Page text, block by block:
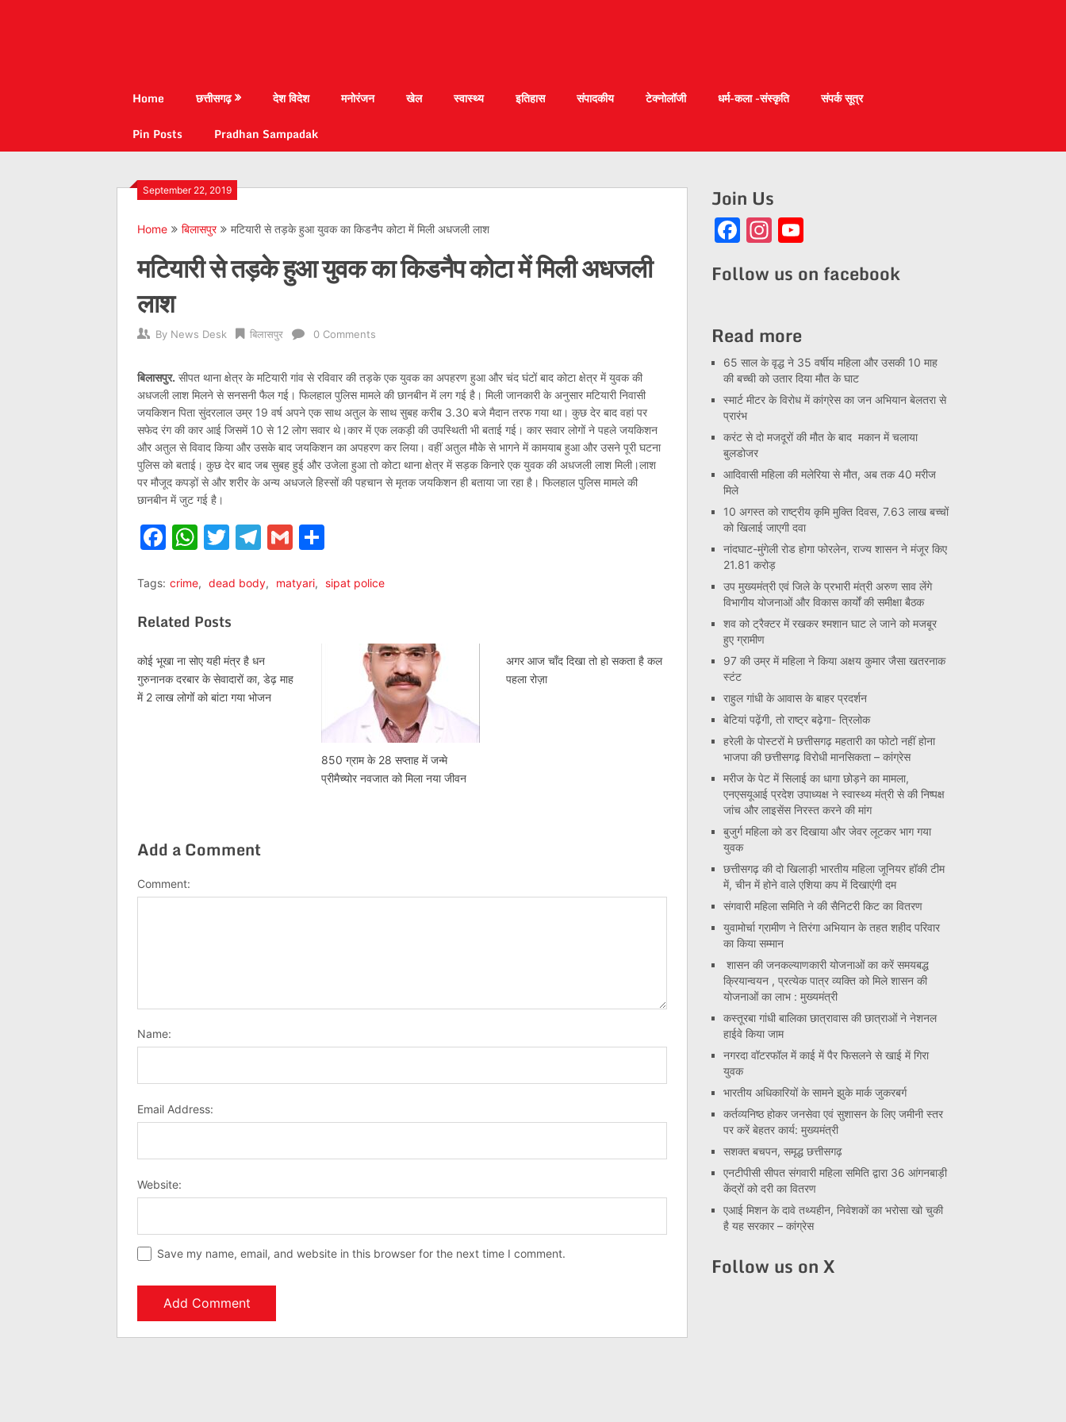
Home छत्तीसगढ़ देश विदेश मनोरंजन खेल स्वास्थ्य इतिहास संपादकीय टेक्नोलॉजी धर्म-कला -संस्कृति
संपर्क सूत्र
Pin Posts
Pradhan Sampadak
September 22, 2019
Home बिलासपुर मटियारी से तड़के हुआ युवक का किडनैप कोटा में मिली अधजली लाश
मटियारी से तड़के हुआ युवक का किडनैप कोटा में मिली अधजली
लाश
By News Desk बिलासपुर 0 Comments
बिलासपुर. सीपत थाना क्षेत्र के मटियारी गांव से रविवार की तड़के एक युवक का अपहरण हुआ और चंद घंटों बाद कोटा क्षेत्र में युवक की
अधजली लाश मिलने से सनसनी फैल गई। फिलहाल पुलिस मामले की छानबीन में लग गई है। मिली जानकारी के अनुसार मटियारी निवासी
जयकिशन पिता सुंदरलाल उम्र 19 वर्ष अपने एक साथ अतुल के साथ सुबह करीब 3.30 बजे मैदान तरफ गया था। कुछ देर बाद वहां पर
सफेद रंग की कार आई जिसमें 10 से 12 लोग सवार थे।कार में एक लकड़ी की उपस्थिती भी बताई गई। कार सवार लोगों ने पहले जयकिशन
और अतुल से विवाद किया और उसके बाद जयकिशन का अपहरण कर लिया। वहीं अतुल मौके से भागने में कामयाब हुआ और उसने पूरी घटना
पुलिस को बताई। कुछ देर बाद जब सुबह हुई और उजेला हुआ तो कोटा थाना क्षेत्र में सड़क किनारे एक युवक की अधजली लाश मिली।लाश
पर मौजूद कपड़ों से और शरीर के अन्य अधजले हिस्सों की पहचान से मृतक जयकिशन ही बताया जा रहा है। फिलहाल पुलिस मामले की
छानबीन में जुट गई है।
Facebook
WhatsApp
Twitter
Telegram
Gmail
Tags: crime, dead body, matyari, sipat police
Related Posts
कोई भूखा ना सोए यही मंत्र है धन
गुरुनानक दरबार के सेवादारों का, डेढ़ माह
में 2 लाख लोगोंं को बांटा गया भोजन
850 ग्राम के 28 सप्ताह में जन्मे
प्रीमैच्योर नवजात को मिला नया जीवन
अगर आज चाँद दिखा तो हो सकता है कल
पहला रोज़ा
Add a Comment
Comment:
Name:
Email Address:
Website:
Save my name, email, and website in this browser for the next time I comment.
Join Us
Facebook
Instagram
Follow us on facebook
Read more
65 साल के वृद्ध ने 35 वर्षीय महिला और उसकी 10 माह
की बच्ची को उतार दिया मौत के घाट
स्मार्ट मीटर के विरोध में कांग्रेस का जन अभियान बेलतरा से
प्रारंभ
करंट से दो मजदूरों की मौत के बाद मकान में चलाया
बुलडोजर
आदिवासी महिला की मलेरिया से मौत, अब तक 40 मरीज
मिले
10 अगस्त को राष्ट्रीय कृमि मुक्ति दिवस, 7.63 लाख बच्चों
को खिलाई जाएगी दवा
नांदघाट-मुंगेली रोड होगा फोरलेन, राज्य शासन ने मंजूर किए
21.81 करोड़
उप मुख्यमंत्री एवं जिले के प्रभारी मंत्री अरुण साव लेंगे
विभागीय योजनाओं और विकास कार्यों की समीक्षा बैठक
शव को ट्रैक्टर में रखकर श्मशान घाट ले जाने को मजबूर
हुए ग्रामीण
97 की उम्र में महिला ने किया अक्षय कुमार जैसा खतरनाक
स्टंट
राहुल गांधी के आवास के बाहर प्रदर्शन
बेटियां पढ़ेंगी, तो राष्ट्र बढ़ेगा- त्रिलोक
हरेली के पोस्टरों मे छत्तीसगढ़ महतारी का फोटो नहीं होना
भाजपा की छत्तीसगढ़ विरोधी मानसिकता – कांग्रेस
मरीज के पेट में सिलाई का धागा छोड़ने का मामला,
एनएसयूआई प्रदेश उपाध्यक्ष ने स्वास्थ्य मंत्री से की निष्पक्ष
जांच और लाइसेंस निरस्त करने की मांग
बुजुर्ग महिला को डर दिखाया और जेवर लूटकर भाग गया
युवक
छत्तीसगढ़ की दो खिलाड़ी भारतीय महिला जूनियर हॉकी टीम
में, चीन में होने वाले एशिया कप में दिखाएंगी दम
संगवारी महिला समिति ने की सैनिटरी किट का वितरण
युवामोर्चा ग्रामीण ने तिरंगा अभियान के तहत शहीद परिवार
का किया सम्मान
शासन की जनकल्याणकारी योजनाओं का करें समयबद्ध
क्रियान्वयन , प्रत्येक पात्र व्यक्ति को मिले शासन की
योजनाओं का लाभ : मुख्यमंत्री
कस्तूरबा गांधी बालिका छात्रावास की छात्राओं ने नेशनल
हाईवे किया जाम
नगरदा वॉटरफॉल में काई में पैर फिसलने से खाई में गिरा
युवक
भारतीय अधिकारियों के सामने झुके मार्क जुकरबर्ग
कर्तव्यनिष्ठ होकर जनसेवा एवं सुशासन के लिए जमीनी स्तर
पर करें बेहतर कार्य: मुख्यमंत्री
सशक्त बचपन, समृद्ध छत्तीसगढ़
एनटीपीसी सीपत संगवारी महिला समिति द्वारा 36 आंगनबाड़ी
केंद्रों को दरी का वितरण
एआई मिशन के दावे तथ्यहीन, निवेशकों का भरोसा खो चुकी
है यह सरकार – कांग्रेस
Follow us on X